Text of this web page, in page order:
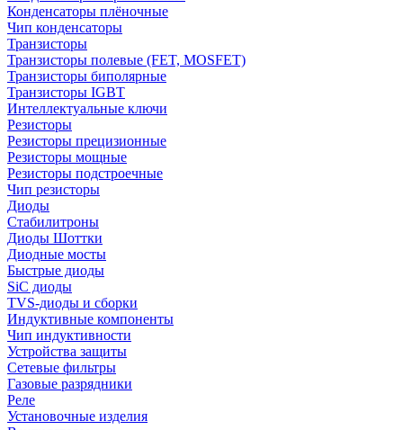
Конденсаторы плёночные
Чип конденсаторы
Транзисторы
Транзисторы полевые (FET, MOSFET)
Транзисторы биполярные
Транзисторы IGBT
Интеллектуальные ключи
Резисторы
Резисторы прецизионные
Резисторы мощные
Резисторы подстроечные
Чип резисторы
Диоды
Стабилитроны
Диоды Шоттки
Диодные мосты
Быстрые диоды
SiC диоды
TVS-диоды и сборки
Индуктивные компоненты
Чип индуктивности
Устройства защиты
Сетевые фильтры
Газовые разрядники
Реле
Установочные изделия